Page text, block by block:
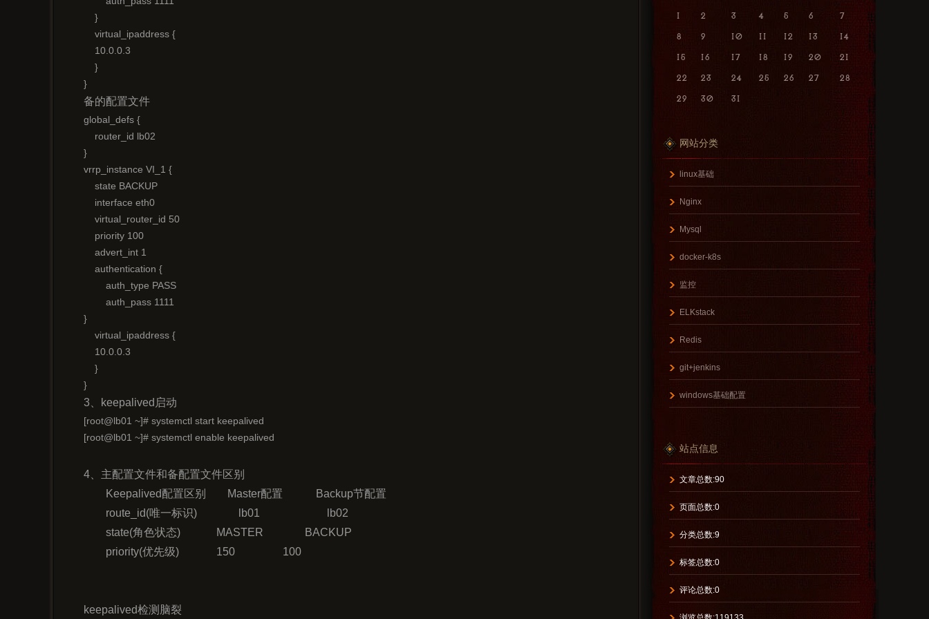
}
virtual_ipaddress {
10.0.0.3
}
}
备的配置文件
global_defs {
router_id lb02
}
vrrp_instance VI_1 {
state BACKUP
interface eth0
virtual_router_id 50
priority 100
advert_int 1
authentication {
auth_type PASS
auth_pass 1111
}
virtual_ipaddress {
10.0.0.3
}
}
3、keepalived启动
[root@lb01 ~]# systemctl start keepalived
[root@lb01 ~]# systemctl enable keepalived
4、主配置文件和备配置文件区别
	Keepalived配置区别	    Master配置	    Backup节配置
	route_id(唯一标识)		lb01			lb02
	state(角色状态)		MASTER		BACKUP
	priority(优先级)		150			100
keepalived检测脑裂
1 2 3 4 5 6 7
8 9 10 11 12 13 14
15 16 17 18 19 20 21
22 23 24 25 26 27 28
29 30 31
网站分类
linux基础
Nginx
Mysql
docker-k8s
监控
ELKstack
Redis
git+jenkins
windows基础配置
站点信息
文章总数:90
页面总数:0
分类总数:9
标签总数:0
评论总数:0